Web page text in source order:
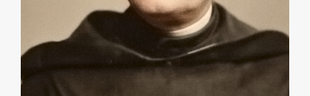
Eugénie sinh ngày 25 tháng 8 năm 1817 tại Metz,
trong một gia đình khá giả và có nền văn hóa. Tuy
nhiên, tuổi thơ của ngài sớm bị xáo trộn bởi những
biến cố gia đình. Cha mẹ ly t...